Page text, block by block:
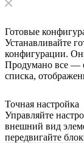
Готовые
Устанавливайте
конфигурации.
Продумано все —
списка,
Точная настройка
Управляйте
внешний вид
передвигайте